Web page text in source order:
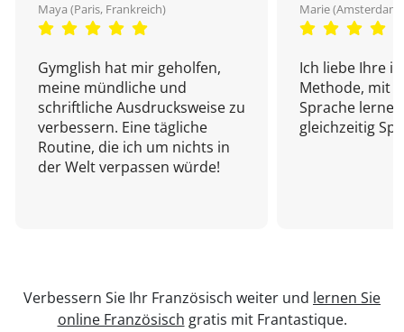
Maya (Paris, Frankreich)
Gymglish hat mir geholfen,
meine mündliche und
schriftliche Ausdrucksweise zu
verbessern. Eine tägliche
Routine, die ich um nichts in
der Welt verpassen würde!
Marie
Ich liebe Ihre
Methode, mit
Sprache
gleichzeitig
Verbessern Sie Ihr Französisch weiter und lernen Sie
online Französisch gratis mit Frantastique.